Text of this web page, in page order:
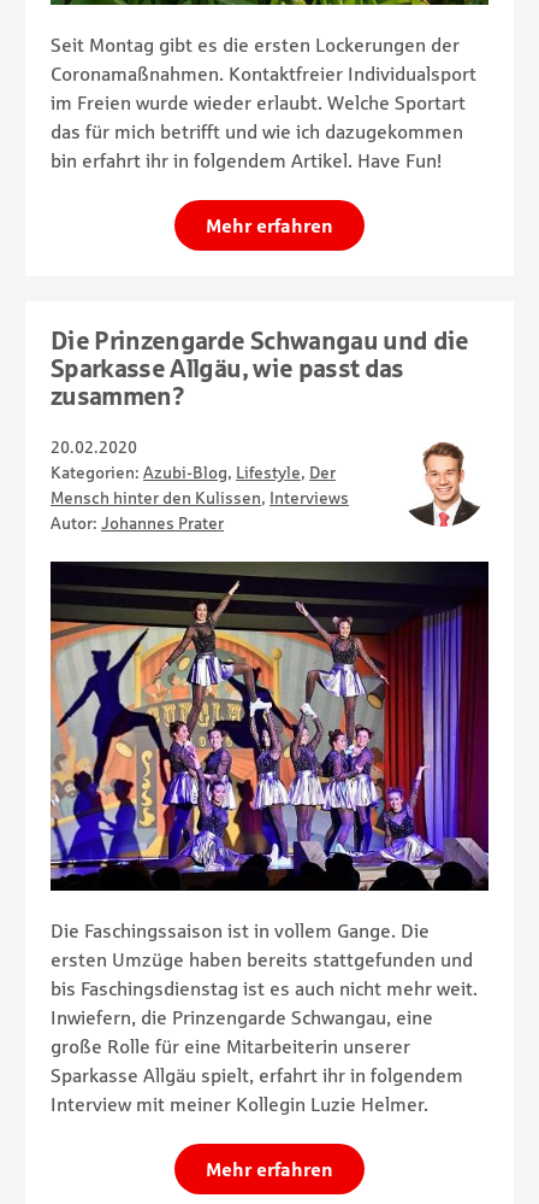
Seit Montag gibt es die ersten Lockerungen der
Coronamaßnahmen. Kontaktfreier Individualsport
im Freien wurde wieder erlaubt. Welche Sportart
das für mich betrifft und wie ich dazugekommen
bin erfahrt ihr in folgendem Artikel. Have Fun!
Mehr erfahren
Die Prinzengarde Schwangau und die
Sparkasse Allgäu, wie passt das
zusammen?
20.02.2020
Kategorien: Azubi-Blog, Lifestyle, Der
Mensch hinter den Kulissen, Interviews
Autor: Johannes Prater
Die Faschingssaison ist in vollem Gange. Die
ersten Umzüge haben bereits stattgefunden und
bis Faschingsdienstag ist es auch nicht mehr weit.
Inwiefern, die Prinzengarde Schwangau, eine
große Rolle für eine Mitarbeiterin unserer
Sparkasse Allgäu spielt, erfahrt ihr in folgendem
Interview mit meiner Kollegin Luzie Helmer.
Mehr erfahren